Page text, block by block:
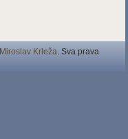
Krleža. Sva prava